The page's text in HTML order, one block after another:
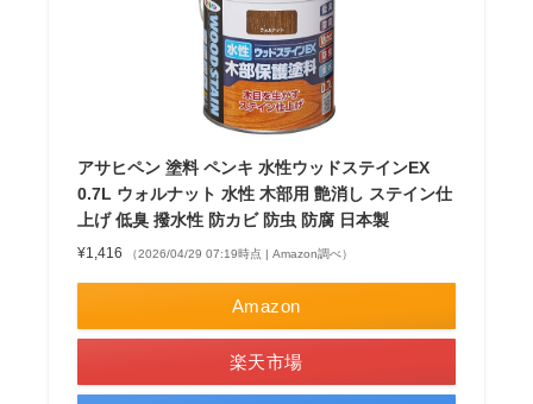
アサヒペン 塗料 ペンキ 水性ウッドステインEX
0.7L ウォルナット 水性 木部用 艶消し ステイン仕
上げ 低臭 撥水性 防カビ 防虫 防腐 日本製
¥1,416 （2026/04/29 07:19時点 | Amazon調べ）
Amazon
楽天市場